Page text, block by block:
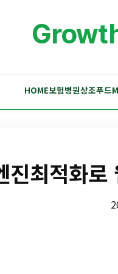
HOME보험병원상조푸드
진최적화